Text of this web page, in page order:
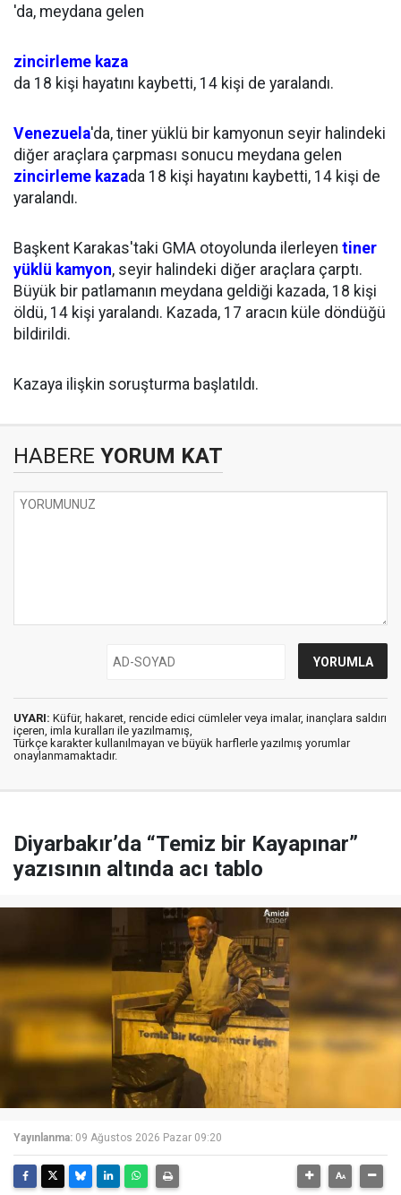
'da, meydana gelen
zincirleme kaza
da 18 kişi hayatını kaybetti, 14 kişi de yaralandı.
Venezuela'da, tiner yüklü bir kamyonun seyir halindeki
diğer araçlara çarpması sonucu meydana gelen
zincirleme kazada 18 kişi hayatını kaybetti, 14 kişi de
yaralandı.
Başkent Karakas'taki GMA otoyolunda ilerleyen tiner
yüklü kamyon, seyir halindeki diğer araçlara çarptı.
Büyük bir patlamanın meydana geldiği kazada, 18 kişi
öldü, 14 kişi yaralandı. Kazada, 17 aracın küle döndüğü
bildirildi.
Kazaya ilişkin soruşturma başlatıldı.
HABERE YORUM KAT
UYARI: Küfür, hakaret, rencide edici cümleler veya imalar, inançlara saldırı
içeren, imla kuralları ile yazılmamış,
Türkçe karakter kullanılmayan ve büyük harflerle yazılmış yorumlar
onaylanmamaktadır.
Diyarbakır’da “Temiz bir Kayapınar”
yazısının altında acı tablo
Yayınlanma: 09 Ağustos 2026 Pazar 09:20